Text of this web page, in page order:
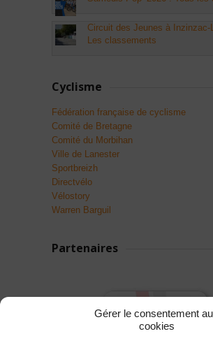
Gérer le consentement
cookies
Circuit des Jeunes à Inzinzac-
Les classements
Cyclisme
Fédération française de cyclisme
Comité de Bretagne
Comité du Morbihan
Ville de Lanester
Sportbreizh
Directvélo
Vélostory
Warren Barguil
Partenaires